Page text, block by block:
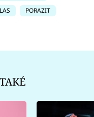
PORAZIT